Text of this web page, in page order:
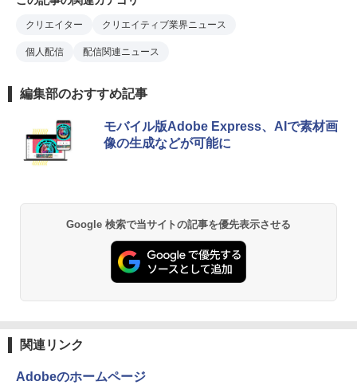
クリエイター クリエイティブ業界ニュース
個人配信 配信関連ニュース
編集部のおすすめ記事
モバイル版Adobe Express、AIで素材画
像の生成などが可能に
Google 検索で当サイトの記事を優先表示させる
関連リンク
Adobeのホームページ